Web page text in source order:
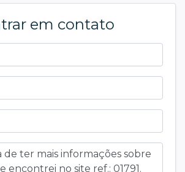
em contato